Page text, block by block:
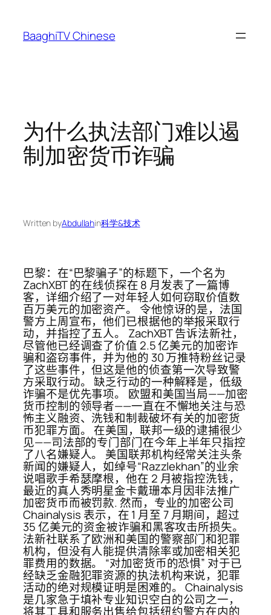
content
BaaghiTV Chinese
为什么执法部门难以遏
制加密货币诈骗
Written byAbdullahin科学&技术
巴黎：在“巴黎骗子”的标题下，一个名为
ZachXBT 的在线侦探在 8 月发表了一篇博
客，详细介绍了一对年轻人如何窃取价值数
百万美元的加密资产。 令他惊讶的是，法国
警方上周宣布，他们已根据他的举报采取行
动，并指控了五人。 ZachXBT 告诉法新社，
尽管他已经调查了价值 2.5 亿美元的加密诈
骗和盗窃事件，并为他的 30 万推特粉丝记录
了这些事件，但这是他的侦查第一次导致警
方采取行动。 缺乏行动的一种解释是，低级
诈骗不是优先事项。 欧盟和美国当局——加密
货币控制的领导者——一直在不懈地关注与恐
怖主义融资、洗钱和制裁破坏有关的加密货
币犯罪方面。 在美国，联邦一级的逮捕很少
见——司法部的专门部门在今年上半年只指控
了八名嫌疑人。 美国联邦机构经常关注头条
新闻的嫌疑人，如绰号“Razzlekhan”的业余
说唱歌手希瑟摩根，他在 2 月被指控洗钱，
最近的真人秀明星金卡戴珊本月因非法推广
加密货币而被罚款. 然而，专业的加密公司
Chainalysis 表示，在 1 月至 7 月期间，超过
35 亿美元的资金被诈骗和黑客攻击所损失。
法新社联系了欧洲和美国的警察部门和犯罪
机构，但没有人能提供清除率或加密相关犯
罪费用的数据。 “对加密货币的恐惧” 对于已
经缺乏金融犯罪资源的执法机构来说，犯罪
活动的绝对规模证明是困难的。 Chainalysis
是几家急于填补专业知识空白的公司之一，
将其工具和服务出售给包括纽约警方在内的